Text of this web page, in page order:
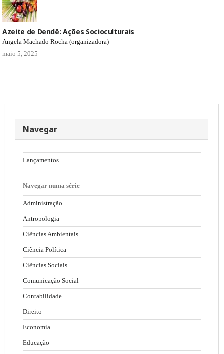
Azeite de Dendê: Ações Socioculturais
Angela Machado Rocha (organizadora)
maio 5, 2025
Navegar
Lançamentos
Navegar numa série
Administração
Antropologia
Ciências Ambientais
Ciência Política
Ciências Sociais
Comunicação Social
Contabilidade
Direito
Economia
Educação